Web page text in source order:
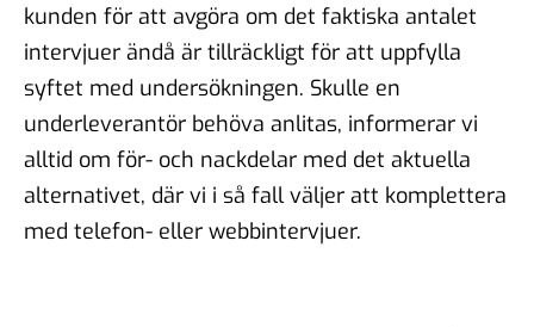
kunden för att avgöra om det faktiska antalet
intervjuer ändå är tillräckligt för att uppfylla
syftet med undersökningen. Skulle en
underleverantör behöva anlitas, informerar vi
alltid om för- och nackdelar med det aktuella
alternativet, där vi i så fall väljer att komplettera
med telefon- eller webbintervjuer.